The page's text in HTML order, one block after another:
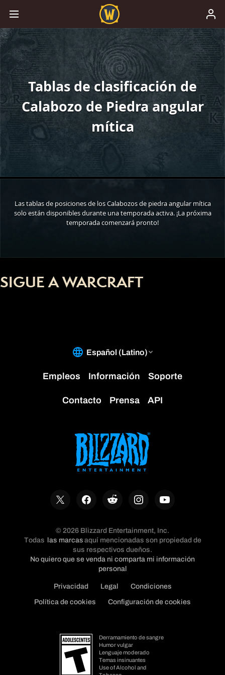
Tablas de clasificación de
Calabozo de Piedra angular
mítica
Las tablas de posiciones de los Calabozos de piedra angular mítica
solo están disponibles durante una temporada activa. ¡La próxima
temporada comenzará pronto!
SIGUE A WARCRAFT